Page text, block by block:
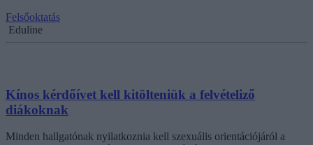
Felsőoktatás
Eduline
Kínos kérdőívet kell kitölteniük a felvételiző
diákoknak
Minden hallgatónak nyilatkoznia kell szexuális orientációjáról a